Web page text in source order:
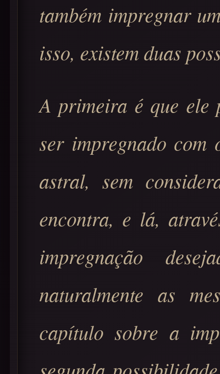
também impregnar
isso, existem duas
A primeira é que ele
ser impregnado
astral, sem
encontra, e lá,
impregnação
naturalmente as
capítulo sobre a